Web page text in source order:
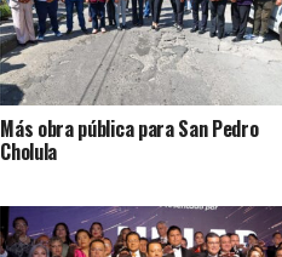
Más obra pública para San Pedro
Cholula